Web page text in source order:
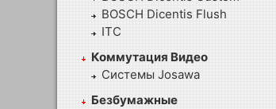
BOSCH Dicentis Flush
ITC
Коммутация Видео
Системы Josawa
Безбумажные